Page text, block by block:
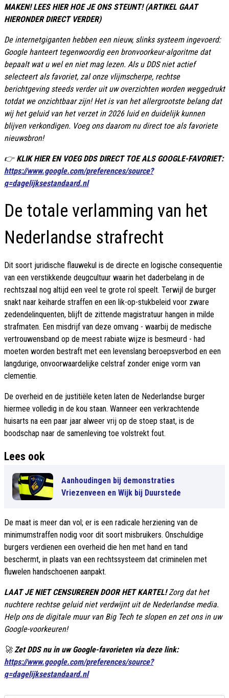
MAKEN! LEES HIER HOE JE ONS STEUNT! (ARTIKEL GAAT
HIERONDER DIRECT VERDER)
De internetgiganten hebben een nieuw, slinks systeem ingevoerd:
Google hanteert tegenwoordig een bronvoorkeur-algoritme dat
bepaalt wat u wel en niet mag lezen. Als u DDS niet actief
selecteert als favoriet, zal onze vlijmscherpe, rechtse
berichtgeving steeds verder uit uw overzichten worden weggedrukt
totdat we onzichtbaar zijn! Het is van het allergrootste belang dat
wij het geluid van het verzet in 2026 luid en duidelijk kunnen
blijven verkondigen. Voeg ons daarom nu direct toe als favoriete
nieuwsbron!
👉 KLIK HIER EN VOEG DDS DIRECT TOE ALS GOOGLE-FAVORIET:
https://www.google.com/preferences/source?
q=dagelijksestandaard.nl
De totale verlamming van het
Nederlandse strafrecht
Dit soort juridische flauwekul is de directe en logische consequentie
van een verstikkende deugcultuur waarin het daderbelang in de
rechtszaal nog altijd een veel te grote rol speelt. Terwijl de burger
snakt naar keiharde straffen en een lik-op-stukbeleid voor zware
zedendelinquenten, blijft de zittende magistratuur hangen in milde
strafmaten. Een misdrijf van deze omvang - waarbij de medische
vertrouwensband op de meest rabiate wijze is besmeurd - had
moeten worden bestraft met een levenslang beroepsverbod en een
langdurige, onvoorwaardelijke celstraf zonder enige vorm van
clementie.
De overheid en de justitiële keten laten de Nederlandse burger
hiermee volledig in de kou staan. Wanneer een verkrachtende
huisarts na een paar jaar alweer vrij op de stoep staat, is de
boodschap naar de samenleving toe volstrekt fout.
Lees ook
Aanhoudingen bij demonstraties
Vriezenveen en Wijk bij Duurstede
De maat is meer dan vol; er is een radicale herziening van de
minimumstraffen nodig voor dit soort misbruikers. Onschuldige
burgers verdienen een overheid die hen met hand en tand
beschermt, in plaats van een rechtssysteem dat criminelen met
fluwelen handschoenen aanpakt.
LAAT JE NIET CENSUREREN DOOR HET KARTEL!Zorg dat het
nuchtere rechtse geluid niet verdwijnt uit de Nederlandse media.
Help ons de digitale muur van Big Tech te slopen en zet ons in uw
Google-voorkeuren!
🚀Zet DDS nu in uw Google-favorieten via deze link:
https://www.google.com/preferences/source?
q=dagelijksestandaard.nl